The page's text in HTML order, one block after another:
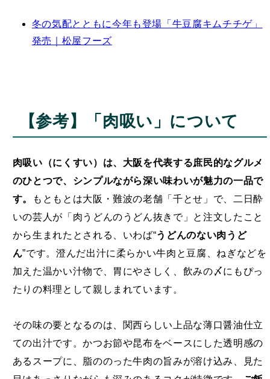
冬の気配とともに今年も登場「牛豆腐キムチチゲ」
発売｜松屋フーズ
【参考】「肉吸い」について
肉吸い（にくすい）は、大阪を代表する庶民的なグルメ
のひとつで、シンプルながら深い味わいが魅力の一品で
す。
もともとは大阪・難波の老舗「千とせ」で、二日酔
いの芸人が「肉うどんのうどん抜きで」と注文したこと
から生まれたとされる、いわば“うどんのない肉うど
ん”です。澄んだ出汁に柔らかい牛肉と豆腐、ねぎなどを
加えた温かい汁物で、胃にやさしく、飲みの〆にもぴっ
たりの料理として親しまれています。
その味の要となるのは、関西らしい上品な薄口醤油仕立
ての出汁です。かつお節や昆布をベースにした透明感の
あるスープに、脂ののった牛肉の旨みが溶け込み、見た